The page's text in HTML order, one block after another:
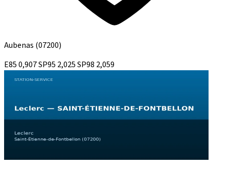
Aubenas (07200)
E850,907SP95 2,025SP98 2,059